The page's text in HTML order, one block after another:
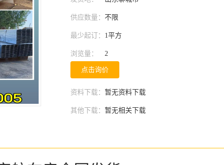
供应数量： 不限
最少起订： 1平方
浏览量： 2
点击询价
资料下载： 暂无资料下载
其他下载： 暂无相关下载